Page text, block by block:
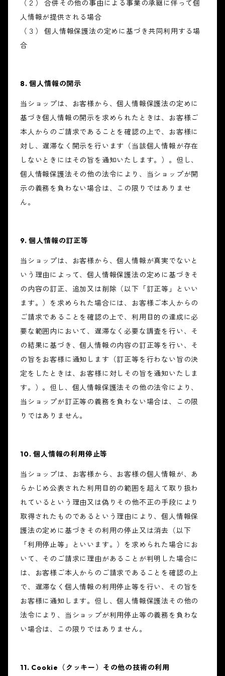
（２） 合併その他の事由による事業の承継に伴って個
人情報が提供される場合
（３） 個人情報保護法の定めに基づき共同利用する場
合
8. 個人情報の開示
当ショップは、お客様から、個人情報保護法の定めに
基づき個人情報の開示を求められたときは、お客様ご
本人からのご請求であることを確認の上で、お客様に
対し、遅滞なく開示を行います（当該個人情報が存在
しないときにはその旨を通知いたします。）。但し、
個人情報保護法その他の法令により、当ショップが開
示の義務を負わない場合は、この限りではありませ
ん。
9. 個人情報の訂正等
当ショップは、お客様から、個人情報が真実でないと
いう理由によって、個人情報保護法の定めに基づきそ
の内容の訂正、追加又は削除（以下「訂正等」といい
ます。）を求められた場合には、お客様ご本人からの
ご請求であることを確認の上で、利用目的の達成に必
要な範囲内において、遅滞なく必要な調査を行い、そ
の結果に基づき、個人情報の内容の訂正等を行い、そ
の旨をお客様に通知します（訂正等を行わない旨の決
定をしたときは、お客様に対しその旨を通知いたしま
す。）。但し、個人情報保護法その他の法令により、
当ショップが訂正等の義務を負わない場合は、この限
りではありません。
10. 個人情報の利用停止等
当ショップは、お客様から、お客様の個人情報が、あ
らかじめ公表された利用目的の範囲を超えて取り扱わ
れているという理由又は偽りその他不正の手段により
取得されたものであるという理由により、個人情報保
護法の定めに基づきその利用の停止又は消去（以下
「利用停止等」といいます。）を求められた場合にお
いて、そのご請求に理由があることが判明した場合に
は、お客様ご本人からのご請求であることを確認の上
で、遅滞なく個人情報の利用停止等を行い、その旨を
お客様に通知します。但し、個人情報保護法その他の
法令により、当ショップが利用停止等の義務を負わな
い場合は、この限りではありません。
11. Cookie（クッキー）その他の技術の利用